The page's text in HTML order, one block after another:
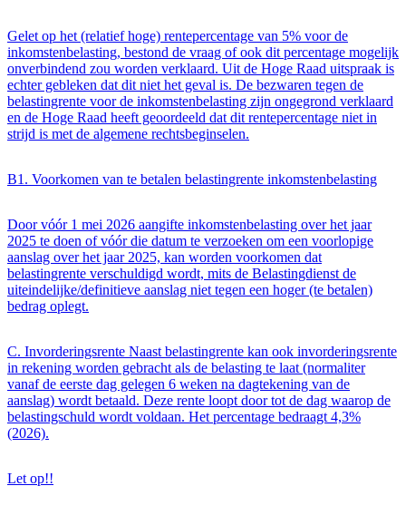
Gelet op het (relatief hoge) rentepercentage van 5% voor de
inkomstenbelasting, bestond de vraag of ook dit percentage mogelijk
onverbindend zou worden verklaard. Uit de Hoge Raad uitspraak is
echter gebleken dat dit niet het geval is. De bezwaren tegen de
belastingrente voor de inkomstenbelasting zijn ongegrond verklaard
en de Hoge Raad heeft geoordeeld dat dit rentepercentage niet in
strijd is met de algemene rechtsbeginselen.
B1. Voorkomen van te betalen belastingrente inkomstenbelasting
Door vóór 1 mei 2026 aangifte inkomstenbelasting over het jaar
2025 te doen of vóór die datum te verzoeken om een voorlopige
aanslag over het jaar 2025, kan worden voorkomen dat
belastingrente verschuldigd wordt, mits de Belastingdienst de
uiteindelijke/definitieve aanslag niet tegen een hoger (te betalen)
bedrag oplegt.
C. Invorderingsrente Naast belastingrente kan ook invorderingsrente
in rekening worden gebracht als de belasting te laat (normaliter
vanaf de eerste dag gelegen 6 weken na dagtekening van de
aanslag) wordt betaald. Deze rente loopt door tot de dag waarop de
belastingschuld wordt voldaan. Het percentage bedraagt 4,3%
(2026).
Let op!!